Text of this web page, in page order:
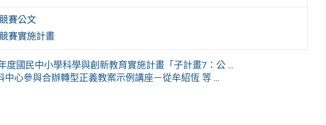
賽公文
賽實施計畫
度國民中小學科學與創新教育實施計畫「子計畫7：公 ...
中心參與合辦轉型正義教案示例講座－從牟紹恆 等 ...